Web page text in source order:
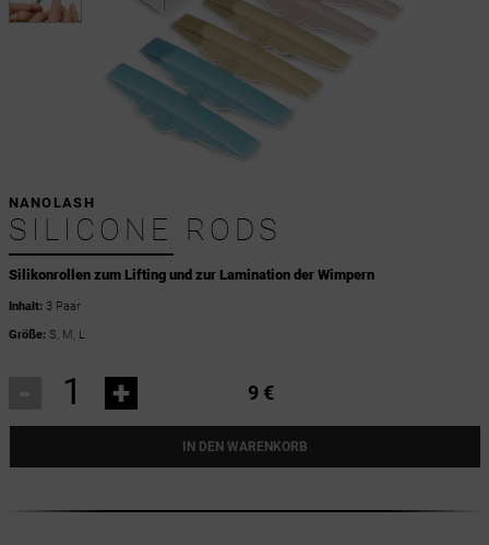
Silikonrollen zum Lifting und zur Lamination der Wimpern
NANOLASH
SILICONE RODS
Inhalt: 3 Paar
Größe: S, M, L
+ 9 €
IN DEN WARENKORB